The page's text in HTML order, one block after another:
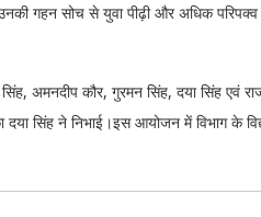
गहन सोच से युवा पीढ़ी और अधिक
अमनदीप कौर, गुरमन सिंह, दया सिंह एवं
सिंह ने निभाई।इस आयोजन में विभाग के